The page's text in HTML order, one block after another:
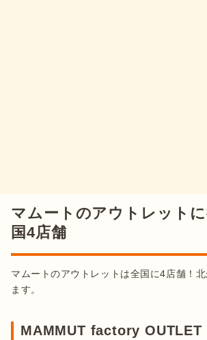
マムートのアウトレット
国4店舗
マムートのアウトレットは全国に4店舗！
ます。
MAMMUT factory OUTLET